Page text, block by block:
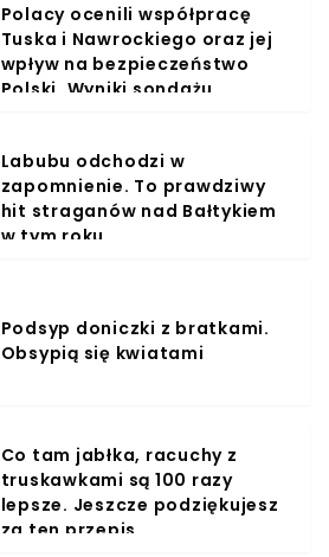
Polacy ocenili współpracę
Tuska i Nawrockiego oraz jej
wpływ na bezpieczeństwo
Polski. Wyniki sondażu
Labubu odchodzi w
zapomnienie. To prawdziwy
hit straganów nad Bałtykiem
w tym roku
Podsyp doniczki z bratkami.
Obsypią się kwiatami
Co tam jabłka, racuchy z
truskawkami są 100 razy
lepsze. Jeszcze podziękujesz
za ten przepis